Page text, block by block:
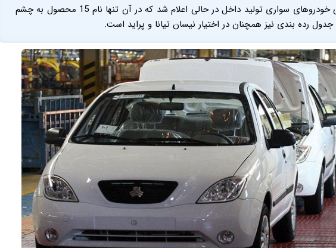
جدیدترین گزارش کیفی خودروهای سواری تولید داخل در حالی اعلام شد که در آن تنها نام 15 محصول به چشم
جدول رده بندی نیز همچنان در اختیار نیسان تیانا و پراید است.